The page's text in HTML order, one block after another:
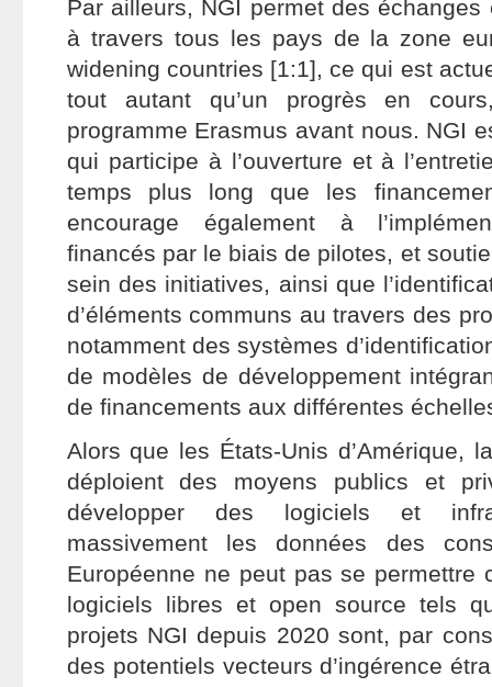
Par ailleurs, NGI permet des
à travers tous les pays de la zone
widening countries [1:1], ce qui est
tout autant qu’un progrès en
programme Erasmus avant nous. NGI
qui participe à l’ouverture et à
temps plus long que les
encourage également à
financés par le biais de pilotes, et
sein des initiatives, ainsi que
d’éléments communs au travers des
notamment des systèmes
de modèles de développement
de financements aux différentes
Alors que les États-Unis d’Amérique,
déploient des moyens publics et
développer des logiciels et
massivement les données des
Européenne ne peut pas se permettre
logiciels libres et open source tels
projets NGI depuis 2020 sont, par
des potentiels vecteurs d’ingérence